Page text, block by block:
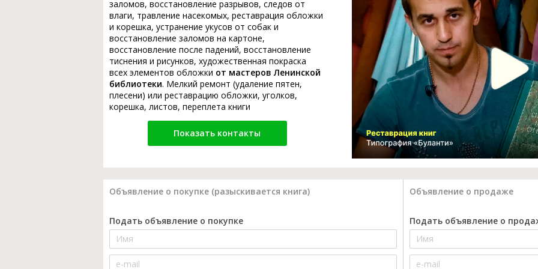
заломов, восстановление разрывов, следов от
влаги, травление насекомых, реставрация обложки
и корешка, устранение укусов от собак и
восстановление заломов на картоне,
восстановление после падений, восстановление
тиснения и рисунков, художественная покраска
всех элементов обложки от мастеров Ленинской
библиотеки. Мелкий ремонт (удаление пятен,
плесени) или реставрацию обложки, уголков,
корешка, листов, переплета книги
Показать контакты
Объявление о покупке (разыскивается книга) Объявление о продаже
Подать объявление о покупке Подать объявление о